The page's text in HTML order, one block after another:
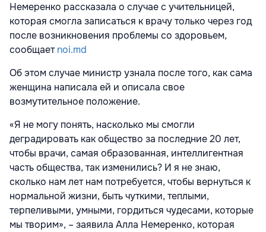
Немеренко рассказала о случае с учительницей,
которая смогла записаться к врачу только через год
после возникновения проблемы со здоровьем,
сообщаетnoi.md
Об этом случае министр узнала после того, как сама
женщина написала ей и описала свое
возмутительное положение.
«Я не могу понять, насколько мы смогли
деградировать как общество за последние 20 лет,
чтобы врачи, самая образованная, интеллигентная
часть общества, так изменились? И я не знаю,
сколько нам лет нам потребуется, чтобы вернуться к
нормальной жизни, быть чуткими, теплыми,
терпеливыми, умными, гордиться чудесами, которые
мы творим», – заявила Алла Немеренко, которая